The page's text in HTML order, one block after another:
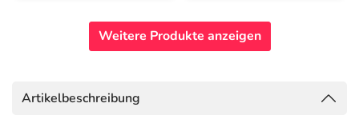
Weitere Produkte anzeigen
Artikelbeschreibung